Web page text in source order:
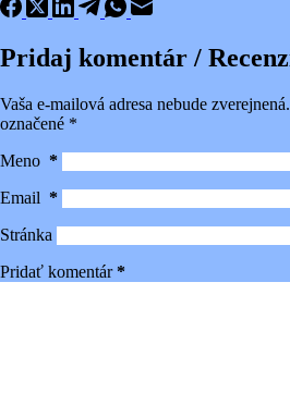
Pridaj komentár /
Vaša e-mailová adresa nebude zverejnená.
označené *
Meno *
Email *
Stránka
Pridať komentár*